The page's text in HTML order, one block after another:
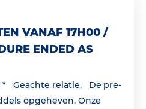
VANAF 17H00 /
ENDED AS
* Geachte relatie, De pre-
opgeheven. Onze